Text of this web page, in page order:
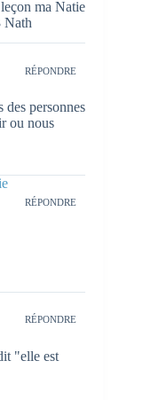
ma Natie
Nath
RÉPONDRE
personnes
ou nous
RÉPONDRE
RÉPONDRE
"elle est